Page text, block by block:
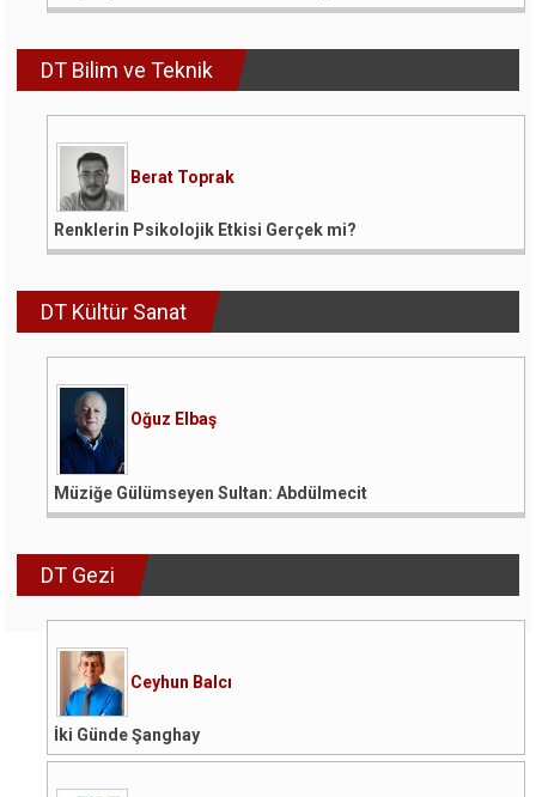
DT Bilim ve Teknik
Berat Toprak
Renklerin Psikolojik Etkisi Gerçek mi?
DT Kültür Sanat
Oğuz Elbaş
Müziğe Gülümseyen Sultan: Abdülmecit
DT Gezi
Ceyhun Balcı
İki Günde Şanghay